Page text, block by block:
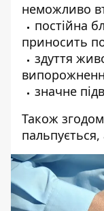
неможливо
постійна
приносить
здуття
значне
Також